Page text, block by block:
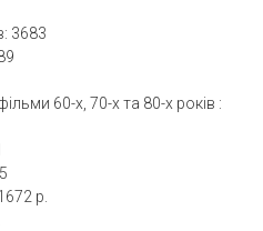
3683
60-х, 70-х та 80-х років :
р.